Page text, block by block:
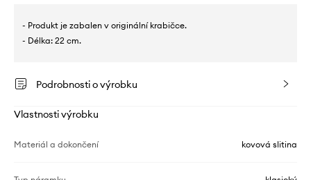
- Produkt je zabalen v originální krabičce.
- Délka: 22 cm.
Podrobnosti o výrobku
Vlastnosti výrobku
Materiál a dokončení kovová slitina